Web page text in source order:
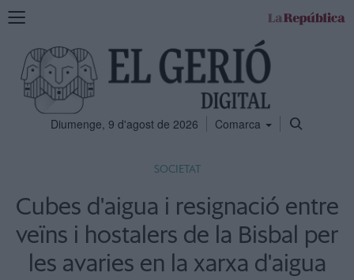
Mostra
navegació
Diumenge, 9 d'agost de 2026 Comarca
SOCIETAT
Cubes d'aigua i resignació entre
veïns i hostalers de la Bisbal per
les avaries en la xarxa d'aigua